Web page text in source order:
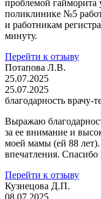
проблемой
поликлинике №5
и работникам
минуту.
Перейти к отзыву
Потапова Л.В.
25.07.2025
25.07.2025
благодарность
Выражаю
за ее внимание и
моей мамы (ей 88
впечатления.
Перейти к отзыву
Кузнецова Д.П.